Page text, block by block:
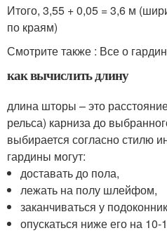
Итого, 3,55 + 0,05 = 3,6 м
по краям)
Смотрите также : Все о
как вычислить длину
длина шторы – это
рельса) карниза до
выбирается согласно стилю
гардины могут:
доставать до пола,
лежать на полу шлейфом,
заканчиваться у
опускаться ниже его на 10-